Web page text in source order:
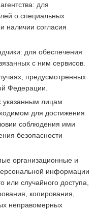
для
о специальных
наличии согласия
для обеспечения
с ним сервисов.
предусмотренных
Федерации.
указанным лицам
для достижения
соблюдения ими
безопасности
организационные и
информации
или случайного доступа,
копирования,
неправомерных